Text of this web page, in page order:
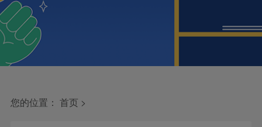
您的位置： 首页 >